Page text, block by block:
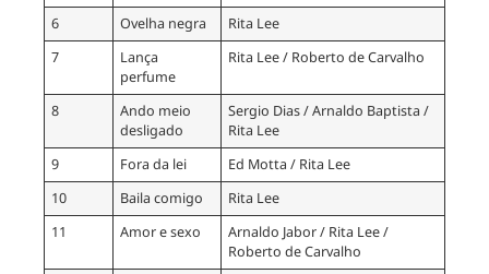
6 Ovelha negra
Rita Lee
7
Lança
perfume
Rita Lee / Roberto de Carvalho
8
Ando meio
desligado
Sergio Dias / Arnaldo Baptista /
Rita Lee
9
Fora da lei
Ed Motta / Rita Lee
10
Baila comigo
Rita Lee
11
Amor e sexo
Arnaldo Jabor / Rita Lee /
Roberto de Carvalho